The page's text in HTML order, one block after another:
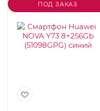
ПОД ЗАКАЗ